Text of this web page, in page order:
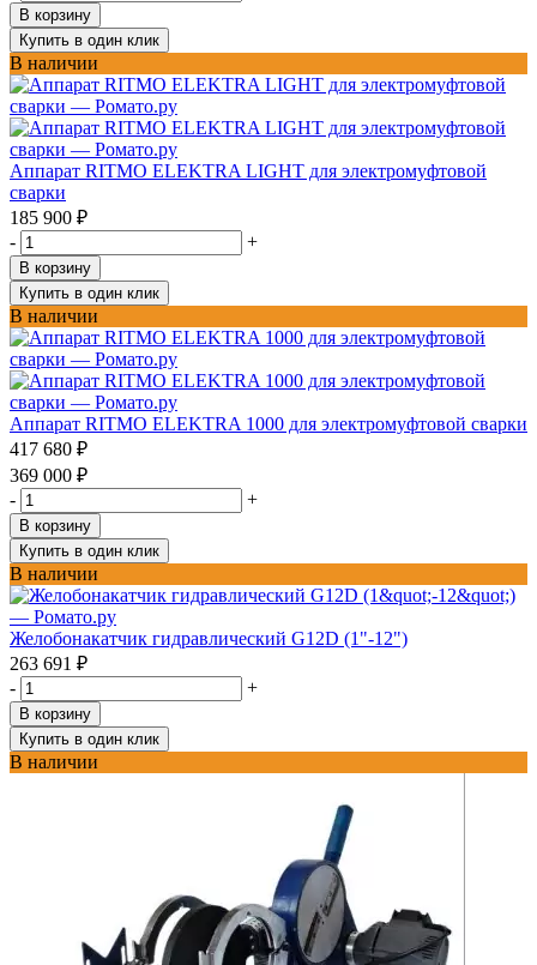
В корзину
Купить в один клик
В наличии
Аппарат RITMO ELEKTRA LIGHT для электромуфтовой
сварки
185 900 ₽
-
+
В корзину
Купить в один клик
В наличии
Аппарат RITMO ELEKTRA 1000 для электромуфтовой сварки
417 680 ₽
369 000 ₽
-
+
В корзину
Купить в один клик
В наличии
Желобонакатчик гидравлический G12D (1"-12")
263 691 ₽
-
+
В корзину
Купить в один клик
В наличии